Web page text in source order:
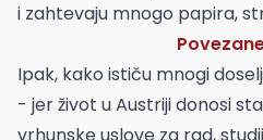
i zahtevaju mnogo papira,
Ipak, kako ističu mnogi
- jer život u Austriji donosi